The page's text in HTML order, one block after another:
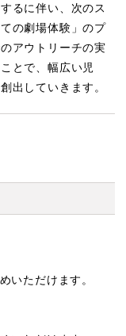
るに伴い、次のス
の劇場体験」のプ
アウトリーチの実
とで、幅広い児
出していきます。
いただけます。